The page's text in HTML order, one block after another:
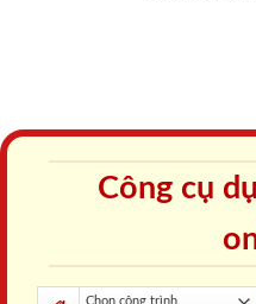
Công cụ